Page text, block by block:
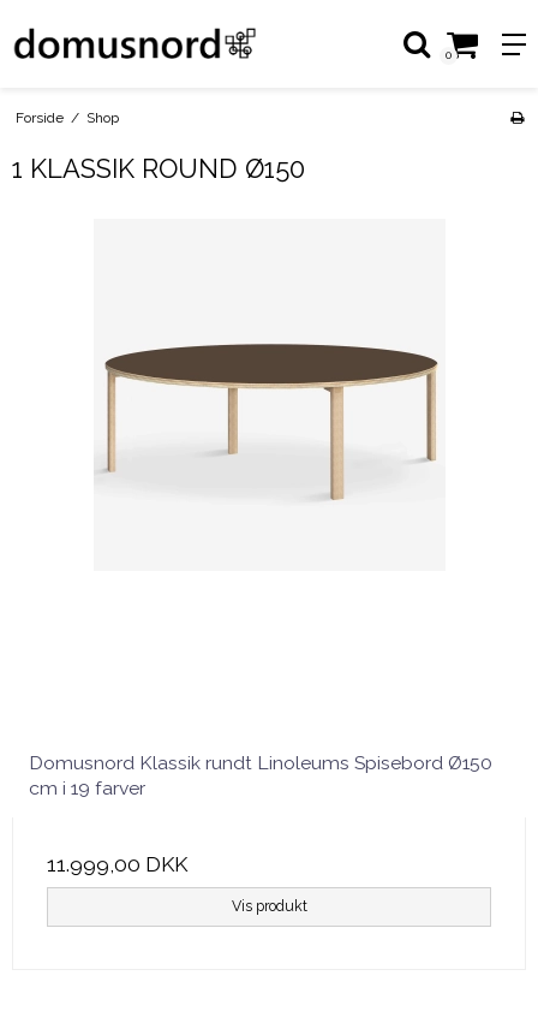
0
Forside / Shop
1 KLASSIK ROUND Ø150
Domusnord Klassik rundt Linoleums Spisebord Ø150
cm i 19 farver
11.999,00 DKK
Vis produkt